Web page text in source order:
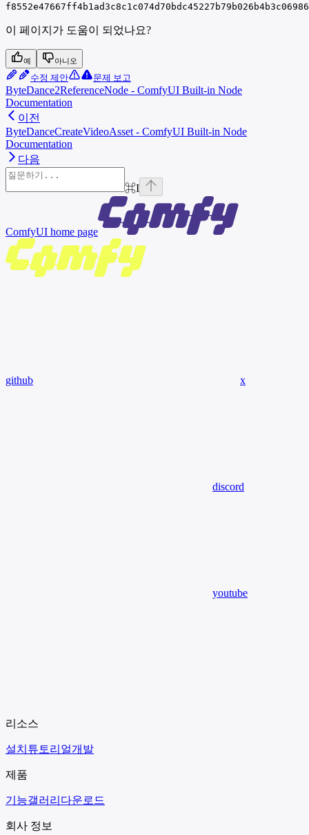
이 페이지가 도움이 되었나요?
예 아니오
수정 제안 문제 보고
ByteDance2ReferenceNode - ComfyUI Built-in Node
Documentation
이전
ByteDanceCreateVideoAsset - ComfyUI Built-in Node
Documentation
다음
⌘I
ComfyUI home page
github x
discord
youtube
리소스
설치 튜토리얼개발
제품
기능갤러리 다운로드
회사 정보